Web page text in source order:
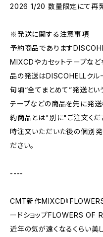
2026 1/20 数量限定にて再発
※発送に関する注意事項
予約商品であります
MIXCDやカセットテープな
品の発送はDISCOHELLクル
旬頃“全てまとめて”発送とい
テープなどの商品を先に発
約商品とは"別に"ご注文くだ
時注文いただいた後の個別
ださい。
----
CMT新作MIXCD『
ードショップFLOWERS OF
近年の気が遠くなるくらい美